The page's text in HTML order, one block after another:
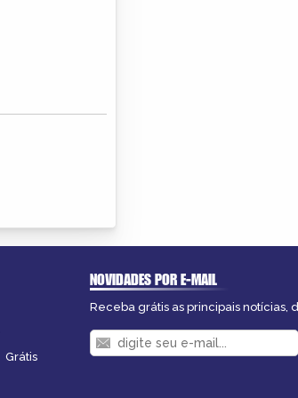
Grátis
NOVIDADES POR E-MAIL
Receba grátis as principais notícias,